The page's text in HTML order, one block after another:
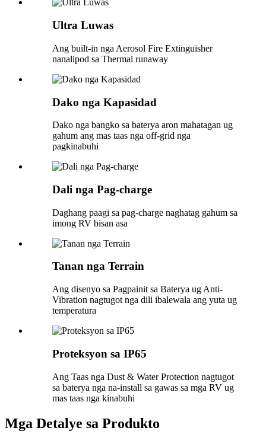
Ultra Luwas
Ang built-in nga Aerosol Fire Extinguisher
nanalipod sa Thermal runaway
Dako nga Kapasidad
Dako nga bangko sa baterya aron mahatagan ug
gahum ang mas taas nga off-grid nga
pagkinabuhi
Dali nga Pag-charge
Daghang paagi sa pag-charge naghatag gahum sa
imong RV bisan asa
Tanan nga Terrain
Ang disenyo sa Pagpainit sa Baterya ug Anti-
Vibration nagtugot nga dili ibalewala ang yuta ug
temperatura
Proteksyon sa IP65
Ang Taas nga Dust & Water Protection nagtugot
sa baterya nga na-install sa gawas sa mga RV ug
mas taas nga kinabuhi
Mga Detalye sa Produkto